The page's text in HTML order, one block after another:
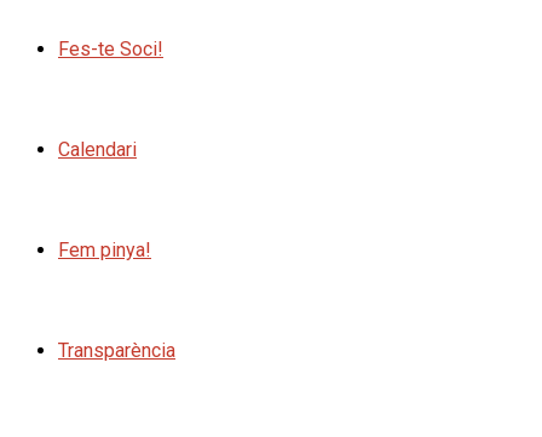
Fes-te Soci!
Calendari
Fem pinya!
Transparència